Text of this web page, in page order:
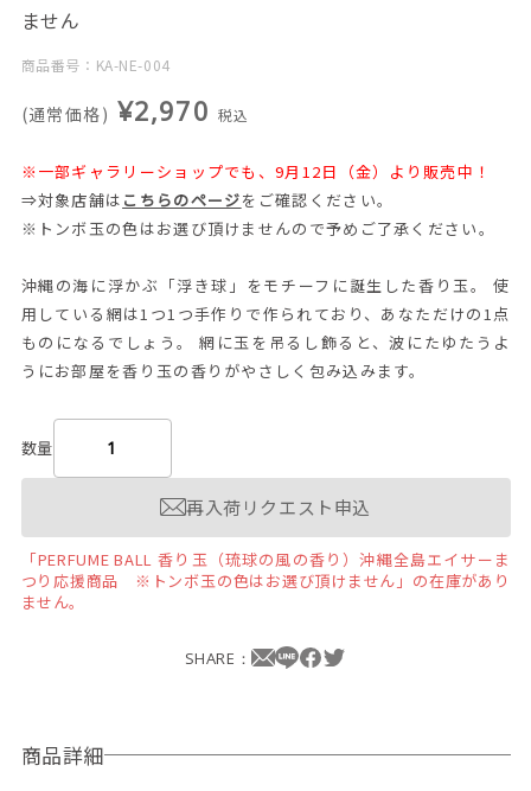
ません
商品番号：KA-NE-004
(通常価格) ¥2,970 税込
※一部ギャラリーショップでも、9月12日（金）より販売中！
⇒対象店舗は こちらのページをご確認ください。
※トンボ玉の色はお選び頂けませんので予めご了承ください。
沖縄の海に浮かぶ「浮き球」をモチーフに誕生した香り玉。 使
用している網は1つ1つ手作りで作られており、あなただけの1点
ものになるでしょう。 網に玉を吊るし飾ると、波にたゆたうよ
うにお部屋を香り玉の香りがやさしく包み込みます。
数量
再入荷リクエスト申込
「PERFUME BALL 香り玉（琉球の風の香り）沖縄全島エイサーま
つり応援商品 ※トンボ玉の色はお選び頂けません」の在庫があり
ません。
SHARE：
商品詳細